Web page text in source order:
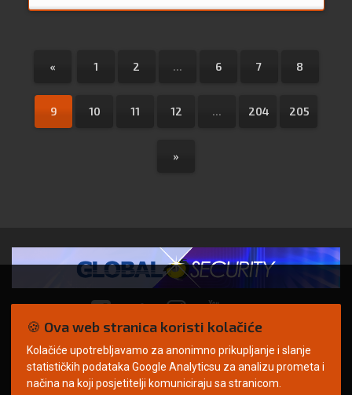
« 1 2 ... 6 7 8
9 10 11 12 ... 204 205
»
© Copyright 2026. | ARILEO
🍪 Ova web stranica koristi kolačiće
Kolačiće upotrebljavamo za anonimno prikupljanje i slanje
statističkih podataka Google Analyticsu za analizu prometa i
načina na koji posjetitelji komuniciraju sa stranicom.